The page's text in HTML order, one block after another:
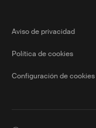
Aviso de privacidad
Política de cookies
Configuración de cookies